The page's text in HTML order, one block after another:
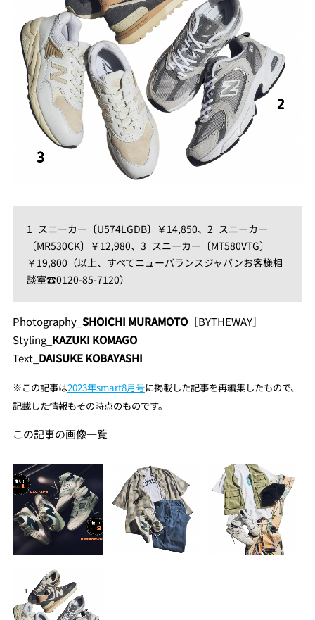
1_スニーカー〔U574LGDB〕￥14,850、2_スニーカー
〔MR530CK〕￥12,980、3_スニーカー〔MT580VTG〕
￥19,800（以上、すべてニューバランスジャパンお客様相
談室☎0120-85-7120）
Photography_ SHOICHI MURAMOTO［BYTHEWAY］
Styling_ KAZUKI KOMAGO
Text_ DAISUKE KOBAYASHI
※この記事は2023年smart8月号に掲載した記事を再編集したもので、
記載した情報もその時点のものです。
この記事の画像一覧